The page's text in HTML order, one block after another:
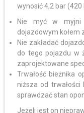
wynosić 4,2 bar (420
Nie myć w myjni
dojazdowym kołem
Nie zakładać
do tego pojazdu w
zaprojektowane
Trwałość bieżnika
niższa od trwałości
sprawdzać stan
Jeżeli jest on